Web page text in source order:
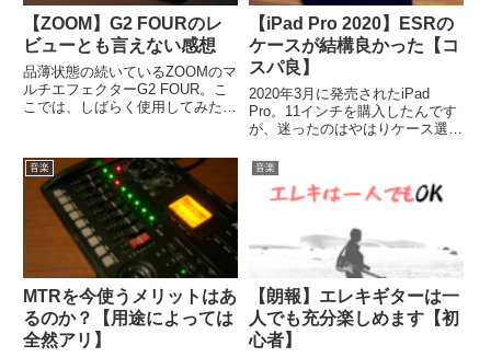
【ZOOM】G2 FOURのレ
ビューとも言えない感想
品薄状態の続いているZOOMのマ
ルチエフェクターG2 FOUR。こ
こでは、しばらく使用してみたレ
いなどを書き綴ります。
【iPad Pro 2020】ESRの
ケースが結構良かった【コ
スパ良】
2020年3月に発売されたiPad
Pro。11インチを購入したんです
が、迷ったのはやはりケース選
しばらく使ってみて、中々使用感
が良かったので少し紹介してみた
いと思います。ESR iPad Pro 11
音楽
MTRを今使うメリットはあ
るのか？【用途によっては
全然アリ】
音楽
【朗報】エレキギターは一
人でも充分楽しめます【初
心者】